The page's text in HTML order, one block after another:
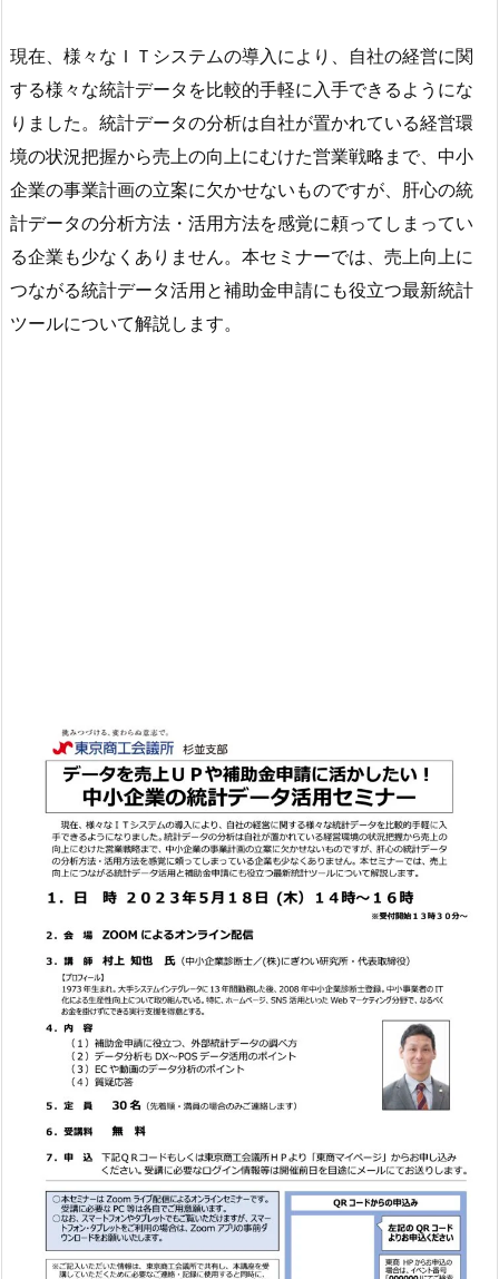
現在、様々なＩＴシステムの導入により、自社の経営に関
する様々な統計データを比較的手軽に入手できるようにな
りました。統計データの分析は自社が置かれている経営環
境の状況把握から売上の向上にむけた営業戦略まで、中小
企業の事業計画の立案に欠かせないものですが、肝心の統
計データの分析方法・活用方法を感覚に頼ってしまってい
る企業も少なくありません。本セミナーでは、売上向上に
つながる統計データ活用と補助金申請にも役立つ最新統計
ツールについて解説します。